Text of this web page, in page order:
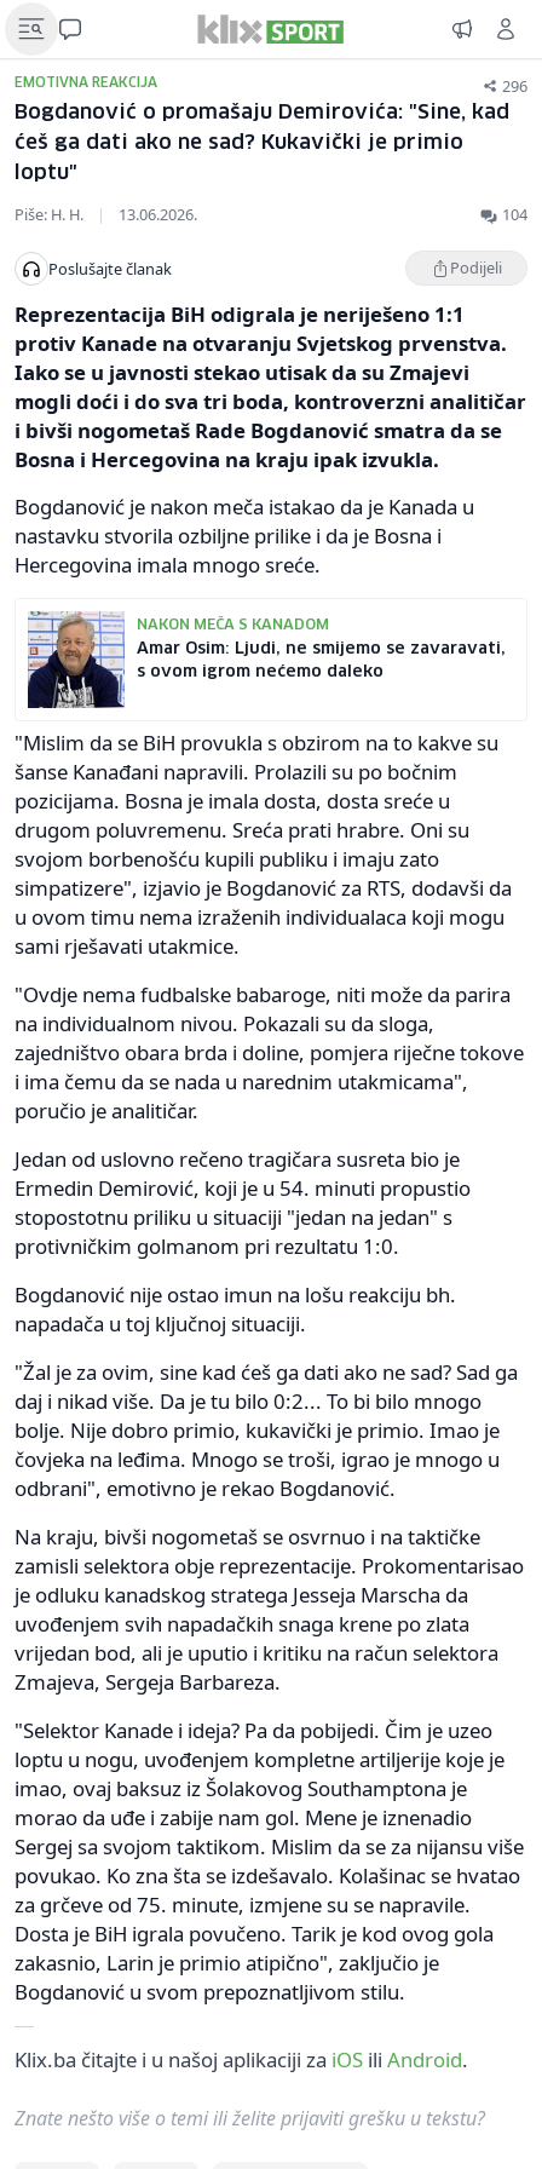
EMOTIVNA REAKCIJA 296
Bogdanović o promašaju Demirovića: "Sine, kad
ćeš ga dati ako ne sad? Kukavički je primio
loptu"
Piše: H. H. | 13.06.2026. 104
Poslušajte članak Podijeli
Reprezentacija BiH odigrala je neriješeno 1:1
protiv Kanade na otvaranju Svjetskog prvenstva.
Iako se u javnosti stekao utisak da su Zmajevi
mogli doći i do sva tri boda, kontroverzni analitičar
i bivši nogometaš Rade Bogdanović smatra da se
Bosna i Hercegovina na kraju ipak izvukla.
Bogdanović je nakon meča istakao da je Kanada u
nastavku stvorila ozbiljne prilike i da je Bosna i
Hercegovina imala mnogo sreće.
NAKON MEČA S KANADOM
Amar Osim: Ljudi, ne smijemo se zavaravati,
s ovom igrom nećemo daleko
"Mislim da se BiH provukla s obzirom na to kakve su
šanse Kanađani napravili. Prolazili su po bočnim
pozicijama. Bosna je imala dosta, dosta sreće u
drugom poluvremenu. Sreća prati hrabre. Oni su
svojom borbenošću kupili publiku i imaju zato
simpatizere", izjavio je Bogdanović za RTS, dodavši da
u ovom timu nema izraženih individualaca koji mogu
sami rješavati utakmice.
"Ovdje nema fudbalske babaroge, niti može da parira
na individualnom nivou. Pokazali su da sloga,
zajedništvo obara brda i doline, pomjera riječne tokove
i ima čemu da se nada u narednim utakmicama",
poručio je analitičar.
Jedan od uslovno rečeno tragičara susreta bio je
Ermedin Demirović, koji je u 54. minuti propustio
stopostotnu priliku u situaciji "jedan na jedan" s
protivničkim golmanom pri rezultatu 1:0.
Bogdanović nije ostao imun na lošu reakciju bh.
napadača u toj ključnoj situaciji.
"Žal je za ovim, sine kad ćeš ga dati ako ne sad? Sad ga
daj i nikad više. Da je tu bilo 0:2... To bi bilo mnogo
bolje. Nije dobro primio, kukavički je primio. Imao je
čovjeka na leđima. Mnogo se troši, igrao je mnogo u
odbrani", emotivno je rekao Bogdanović.
Na kraju, bivši nogometaš se osvrnuo i na taktičke
zamisli selektora obje reprezentacije. Prokomentarisao
je odluku kanadskog stratega Jesseja Marscha da
uvođenjem svih napadačkih snaga krene po zlata
vrijedan bod, ali je uputio i kritiku na račun selektora
Zmajeva, Sergeja Barbareza.
"Selektor Kanade i ideja? Pa da pobijedi. Čim je uzeo
loptu u nogu, uvođenjem kompletne artiljerije koje je
imao, ovaj baksuz iz Šolakovog Southamptona je
morao da uđe i zabije nam gol. Mene je iznenadio
Sergej sa svojom taktikom. Mislim da se za nijansu više
povukao. Ko zna šta se izdešavalo. Kolašinac se hvatao
za grčeve od 75. minute, izmjene su se napravile.
Dosta je BiH igrala povučeno. Tarik je kod ovog gola
zakasnio, Larin je primio atipično", zaključio je
Bogdanović u svom prepoznatljivom stilu.
Klix.ba čitajte i u našoj aplikaciji za iOS ili Android.
Znate nešto više o temi ili želite prijaviti grešku u tekstu?